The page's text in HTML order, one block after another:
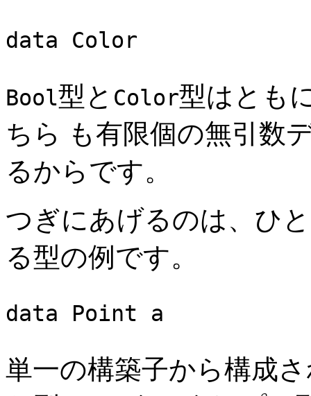
data Color =
Bool型と Color型はとも
ちら も有限個の無引数
るからです。
つぎにあげるのは、ひ
る型の例です。
data Point a =
単一の構築子から構成